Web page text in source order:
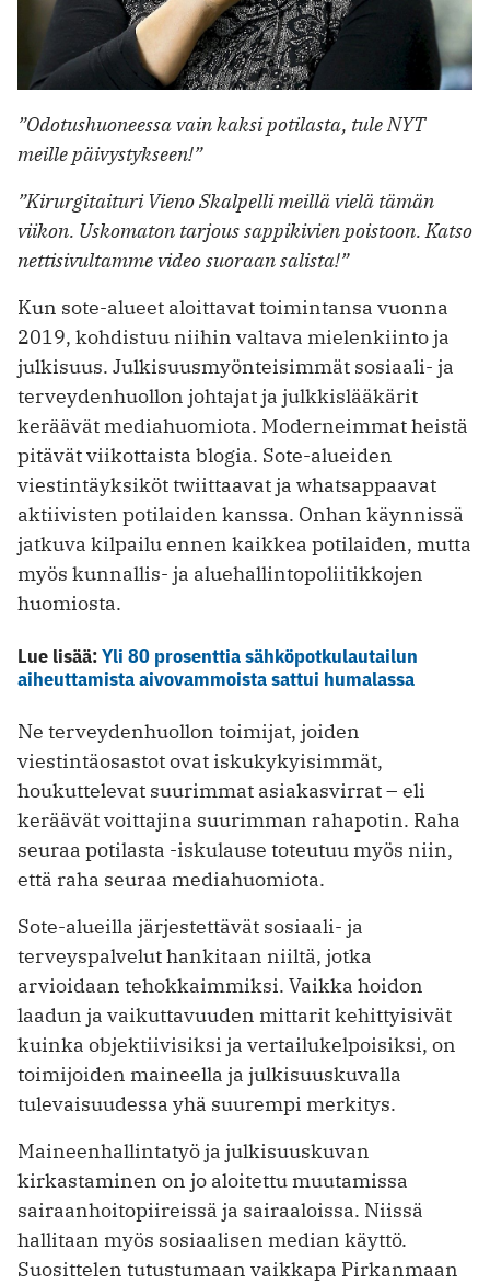
”Odotushuoneessa vain kaksi potilasta, tule NYT
meille päivystykseen!”
”Kirurgitaituri Vieno Skalpelli meillä vielä tämän
viikon. Uskomaton tarjous sappikivien poistoon. Katso
nettisivultamme video suoraan salista!”
Kun sote-alueet aloittavat toimintansa vuonna
2019, kohdistuu niihin valtava mielenkiinto ja
julkisuus. Julkisuusmyönteisimmät sosiaali- ja
terveydenhuollon johtajat ja julkkislääkärit
keräävät mediahuomiota. Moderneimmat heistä
pitävät viikottaista blogia. Sote-alueiden
viestintäyksiköt twiittaavat ja whatsappaavat
aktiivisten potilaiden kanssa. Onhan käynnissä
jatkuva kilpailu ennen kaikkea potilaiden, mutta
myös kunnallis- ja aluehallintopoliitikkojen
huomiosta.
Lue lisää:Yli 80 prosenttia sähköpotkulautailun
aiheuttamista aivovammoista sattui humalassa
Ne terveydenhuollon toimijat, joiden
viestintäosastot ovat iskukykyisimmät,
houkuttelevat suurimmat asiakasvirrat – eli
keräävät voittajina suurimman rahapotin. Raha
seuraa potilasta -iskulause toteutuu myös niin,
että raha seuraa mediahuomiota.
Sote-alueilla järjestettävät sosiaali- ja
terveyspalvelut hankitaan niiltä, jotka
arvioidaan tehokkaimmiksi. Vaikka hoidon
laadun ja vaikuttavuuden mittarit kehittyisivät
kuinka objektiivisiksi ja vertailukelpoisiksi, on
toimijoiden maineella ja julkisuuskuvalla
tulevaisuudessa yhä suurempi merkitys.
Maineenhallintatyö ja julkisuuskuvan
kirkastaminen on jo aloitettu muutamissa
sairaanhoitopiireissä ja sairaaloissa. Niissä
hallitaan myös sosiaalisen median käyttö.
Suosittelen tutustumaan vaikkapa Pirkanmaan